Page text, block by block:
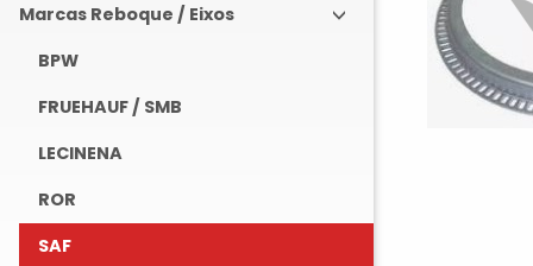
Marcas Reboque / Eixos
BPW
FRUEHAUF / SMB
LECINENA
ROR
SAF